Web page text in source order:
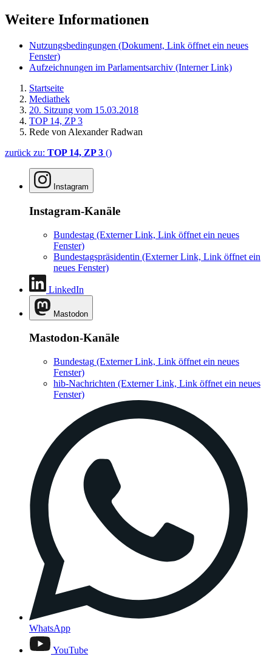
Weitere Informationen
Nutzungsbedingungen (Dokument, Link öffnet ein neues
Fenster)
Aufzeichnungen im Parlamentsarchiv (Interner Link)
Startseite
Mediathek
20. Sitzung vom 15.03.2018
TOP 14, ZP 3
Rede von Alexander Radwan
zurück zu: TOP 14, ZP 3 ()
Instagram
Instagram-Kanäle
Bundestag (Externer Link, Link öffnet ein neues
Fenster)
Bundestagspräsidentin (Externer Link, Link öffnet ein
neues Fenster)
LinkedIn
Mastodon
Mastodon-Kanäle
Bundestag (Externer Link, Link öffnet ein neues
Fenster)
hib-Nachrichten (Externer Link, Link öffnet ein neues
Fenster)
WhatsApp
YouTube